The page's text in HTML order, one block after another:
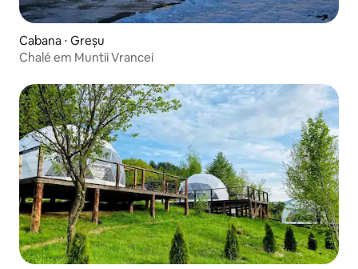
Cabana ⋅ Greșu
Chalé em Muntii Vrancei